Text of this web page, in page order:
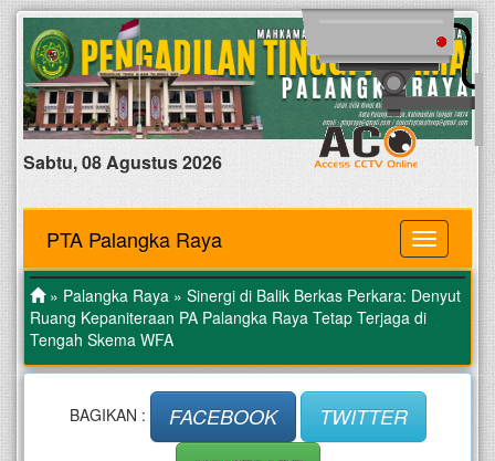
Sabtu, 08 Agustus 2026
MENU
PTA Palangka Raya
» Palangka Raya » Sinergi di Balik Berkas Perkara: Denyut
Ruang Kepaniteraan PA Palangka Raya Tetap Terjaga di
Tengah Skema WFA
BAGIKAN : FACEBOOK
TWITTER